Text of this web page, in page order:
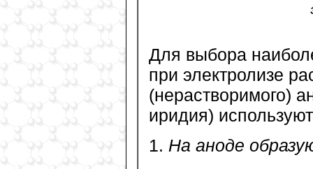
Для выбора
при электролизе
(нерастворимого)
иридия)
1. На аноде